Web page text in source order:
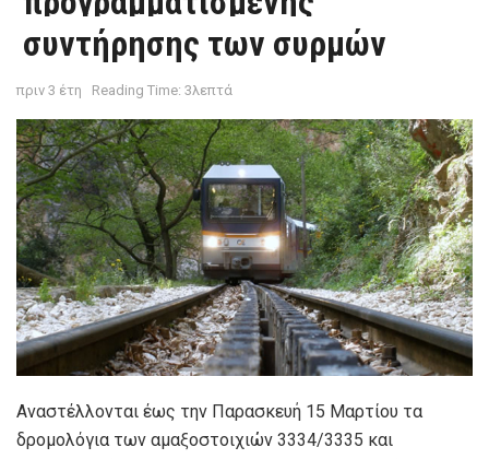
συντήρησης των συρμών
πριν 3 έτη Reading Time: 3λεπτά
Αναστέλλονται έως την Παρασκευή 15 Μαρτίου τα
δρομολόγια των αμαξοστοιχιών 3334/3335 και